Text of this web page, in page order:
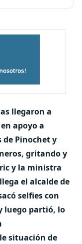
llegaron a
apoyo a
de Pinochet y
gritando y
y la ministra
el alcalde de
selfies con
luego partió, lo
situación de